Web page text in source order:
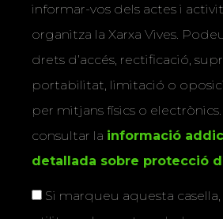
informar-vos dels actes i
organitza la Xarxa Vives.
drets d’accés, rectificació,
portabilitat, limitació o
per mitjans físics o
consultar la informació
detallada sobre protecció
Si marqueu aquesta